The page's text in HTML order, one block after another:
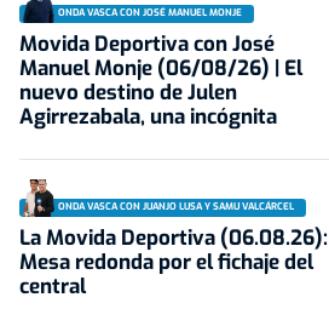
ONDA VASCA CON JOSÉ MANUEL MONJE
Movida Deportiva con José
Manuel Monje (06/08/26) | El
nuevo destino de Julen
Agirrezabala, una incógnita
ONDA VASCA CON JUANJO LUSA Y SAMU VALCÁRCEL
La Movida Deportiva (06.08.26):
Mesa redonda por el fichaje del
central